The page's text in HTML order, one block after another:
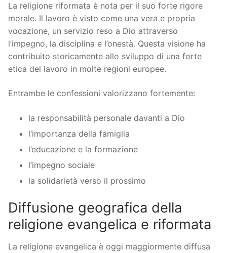
La religione riformata è nota per il suo forte rigore
morale. Il lavoro è visto come una vera e propria
vocazione, un servizio reso a Dio attraverso
l’impegno, la disciplina e l’onestà. Questa visione ha
contribuito storicamente allo sviluppo di una forte
etica del lavoro in molte regioni europee.
Entrambe le confessioni valorizzano fortemente:
la responsabilità personale davanti a Dio
l’importanza della famiglia
l’educazione e la formazione
l’impegno sociale
la solidarietà verso il prossimo
Diffusione geografica della
religione evangelica e riformata
La religione evangelica è oggi maggiormente diffusa